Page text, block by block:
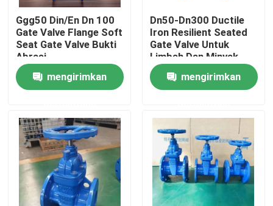
Kontrol kualitas
Hubungi kami
kasus
Katup Gerbang Segel Lembut
Katup gerbang kursi yang tangguh
Katup Gerbang Kursi Elastis
Ggg50 Din/En Dn 100
Gate Valve Flange Soft
Seat Gate Valve Bukti
Abrasi
mengirimkan
Dn50-Dn300 Ductile
Iron Resilient Seated
Gate Valve Untuk
Limbah Dan Minyak
mengirimkan